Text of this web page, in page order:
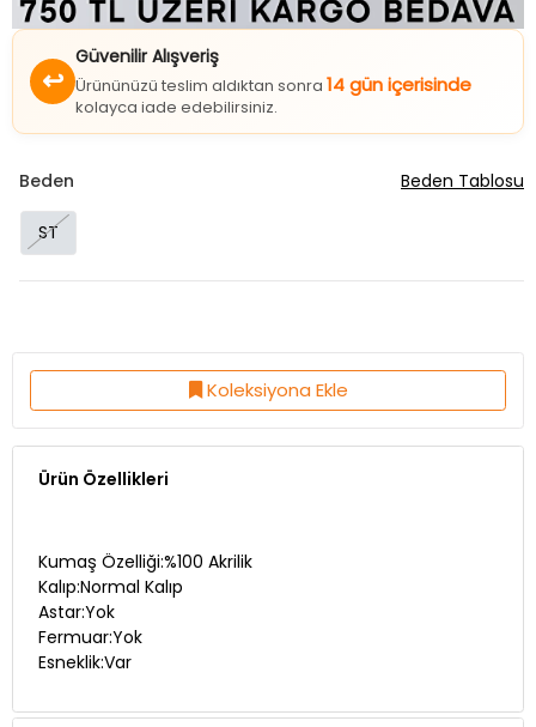
Güvenilir Alışveriş
Ürününüzü teslim aldıktan sonra
kolayca iade edebilirsiniz.
ST
Koleksiyona Ekle
Ürün Özellikleri
Kalıp:Normal Kalıp
Astar:Yok
Fermuar:Yok
Esneklik:Var
Ürün Beden Özellikleri